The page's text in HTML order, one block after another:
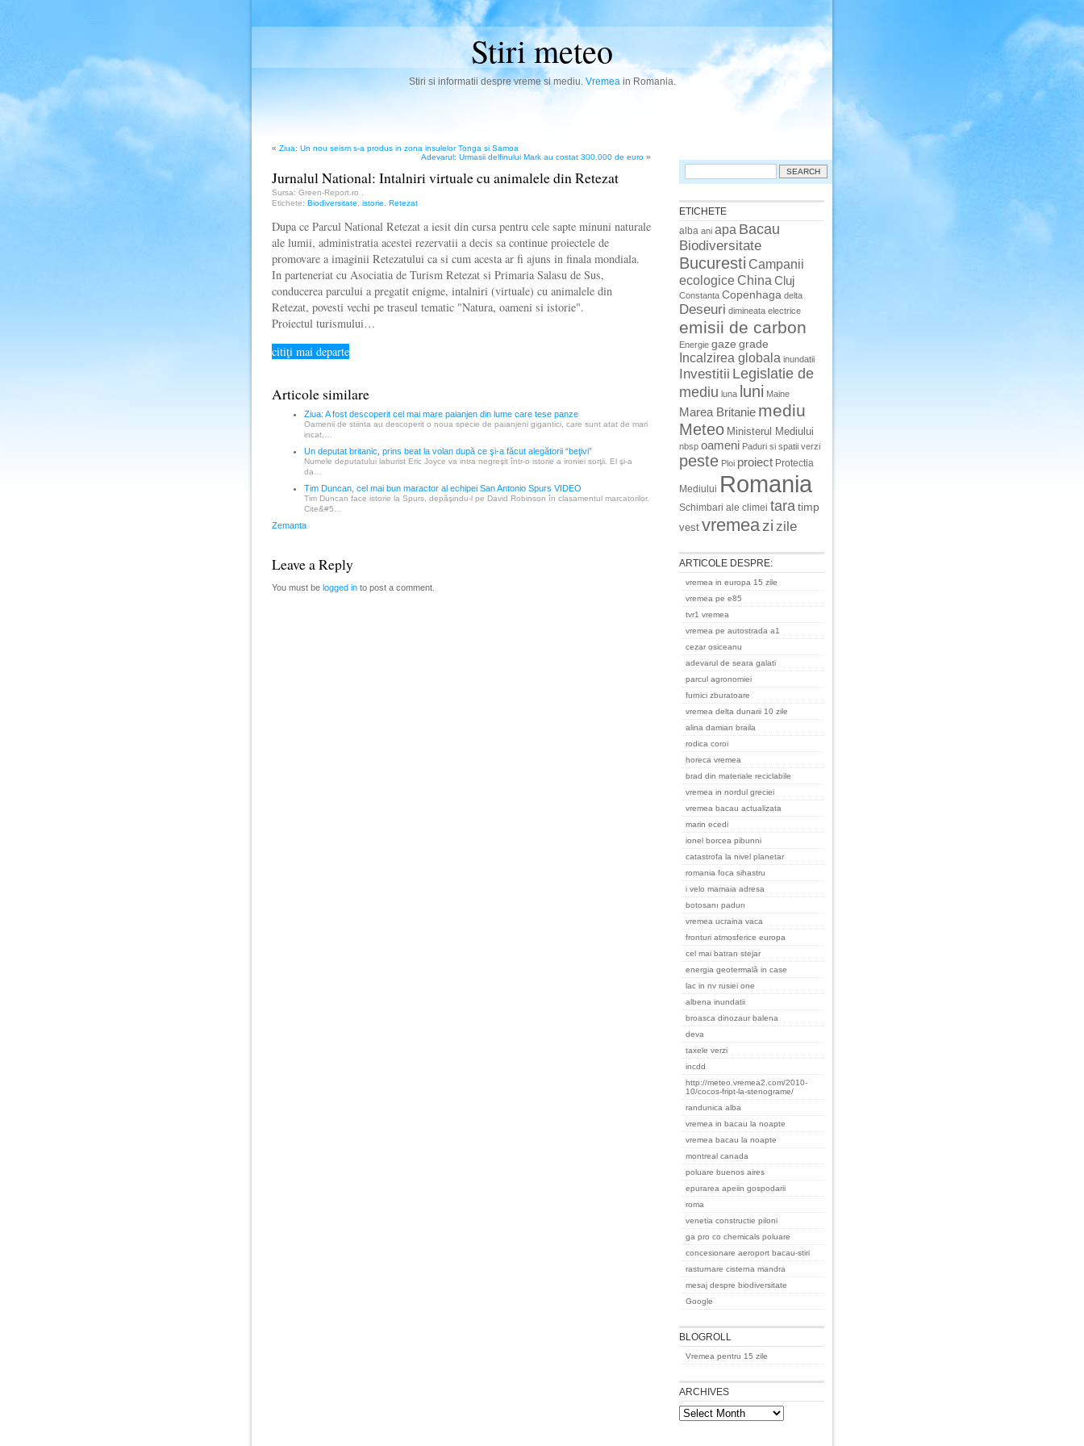
Stiri meteo
Stiri si informatii despre vreme si mediu. Vremeain Romania.
« Ziua: Un nou seism s-a produs in zona insulelor Tonga si Samoa
Adevarul: Urmasii delfinului Mark au costat 300.000 de euro »
Jurnalul National: Intalniri virtuale cu animalele din Retezat
Sursa: Green-Report.ro
Etichete: Biodiversitate istorie Retezat
Dupa ce Parcul National Retezat a iesit din cursa pentru cele sapte minuni naturale
ale lumii, administratia acestei rezervatii a decis sa continue proiectele de
promovare a imaginii Retezatului ca si cum acesta ar fi ajuns in finala mondiala.
In parteneriat cu Asociatia de Turism Retezat si Primaria Salasu de Sus,
conducerea parcului a pregatit enigme, intalniri (virtuale) cu animalele din
Retezat, povesti vechi pe traseul tematic "Natura, oameni si istorie".
Proiectul turismului…
citiţi mai departe
Articole similare
Ziua: A fost descoperit cel mai mare paianjen din lume care tese panze
Oamenii de stiinta au descoperit o noua specie de paianjeni gigantici, care sunt atat de mari
incat,…
Un deputat britanic, prins beat la volan după ce şi-a făcut alegătorii “beţivi”
Numele deputatului laburist Eric Joyce va intra negreşit într-o istorie a ironiei sorţii. El şi-a
da…
Tim Duncan, cel mai bun maractor al echipei San Antonio Spurs VIDEO
Tim Duncan face istorie la Spurs, depăşindu-l pe David Robinson în clasamentul marcatorilor.
Cite&#5…
Zemanta
Leave a Reply
You must be logged in to post a comment.
Search
ETICHETE
alba ani apa Bacau
Biodiversitate
Bucuresti Campanii
ecologiceChina Cluj
Constanta Copenhaga delta
Deseuri dimineata electrice
emisii de carbon
Energie gaze grade
Incalzirea globala inundatii
Investitii Legislatie de
mediu luna luni Maine
Marea Britanie mediu
Meteo Ministerul Mediului
nbsp oameni Paduri si spatii verzi
peste Ploi proiect Protectia
Mediului Romania
Schimbari ale climei taratimp
vest vremeazi zile
ARTICOLE DESPRE:
vremea in europa 15 zile
vremea pe e85
tvr1 vremea
vremea pe autostrada a1
cezar osiceanu
adevarul de seara galati
parcul agronomiei
furnici zburatoare
vremea delta dunarii 10 zile
alina damian braila
rodica coroi
horeca vremea
brad din materiale reciclabile
vremea in nordul greciei
vremea bacau actualizata
marin ecedi
ionel borcea pibunni
catastrofa la nivel planetar
romania foca sihastru
i velo mamaia adresa
botosanı padurı
vremea ucraina vaca
fronturi atmosferice europa
cel mai batran stejar
energia geotermală in case
lac in nv rusiei one
albena inundatii
broasca dinozaur balena
deva
taxele verzi
incdd
http://meteo.vremea2.com/2010-
10/cocos-fript-la-stenograme/
randunica alba
vremea in bacau la noapte
vremea bacau la noapte
montreal canada
poluare buenos aires
epurarea apeiin gospodarii
roma
venetia constructie piloni
ga pro co chemicals poluare
concesionare aeroport bacau-stiri
rasturnare cisterna mandra
mesaj despre biodiversitate
Google
BLOGROLL
Vremea pentru 15 zile
ARCHIVES
Archives